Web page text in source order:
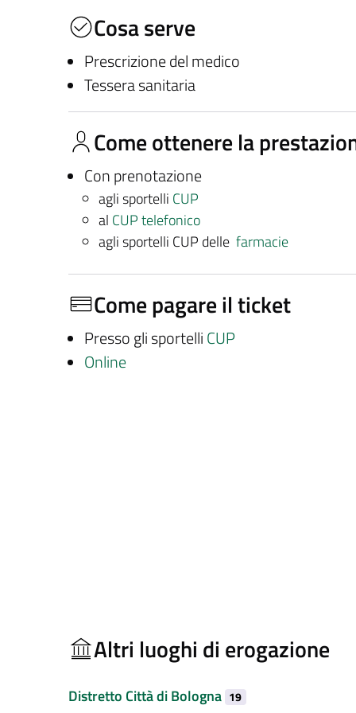
Cosa serve
Prescrizione del medico
Tessera sanitaria
Come ottenere la
Con prenotazione
agli sportelli CUP
al CUP telefonico
agli sportelli CUP delle farmacie
Come pagare il ticket
Presso gli sportelli CUP
Online
Altri luoghi di erogazione
Distretto Città di Bologna 19